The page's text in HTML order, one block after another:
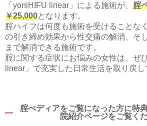
「yoniHIFU linear」による施術が、 腟
￥25,000となります。
腟ハイフは何度も施術を受けることな
の引き締め効果から性交痛の解消、そ
まで解消できる施術です。
腟に関する症状にお悩みの女性は、ぜ
linear」で充実した日常生活を取り戻し
腟ぺディアをご覧になった方に特
院紹介ページをご覧く